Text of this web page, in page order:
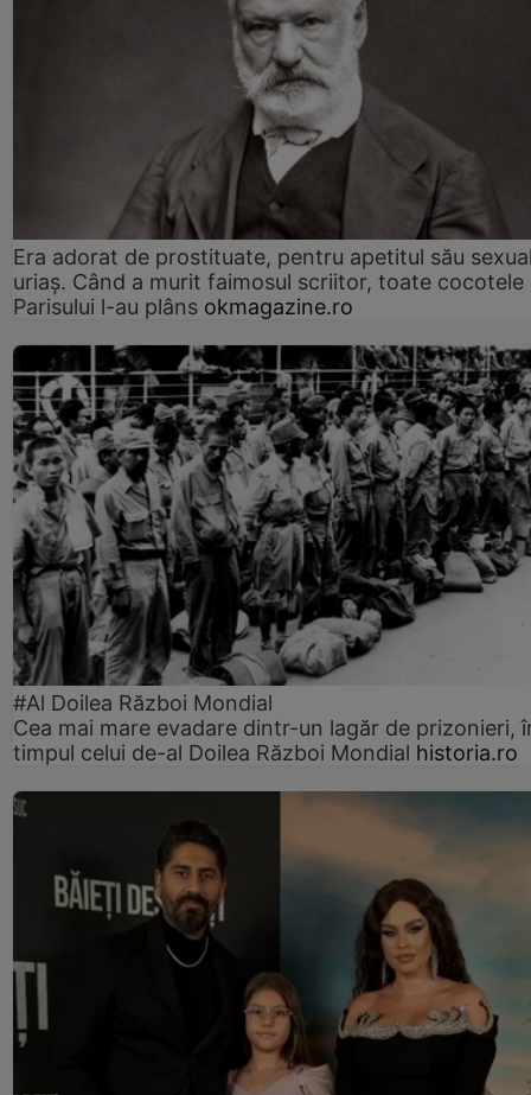
Era adorat de prostituate, pentru apetitul său
uriaș. Când a murit faimosul scriitor, toate cocotele
Parisului l-au plâns okmagazine.ro
#Al Doilea Război Mondial
Cea mai mare evadare dintr-un lagăr de prizonieri,
timpul celui de-al Doilea Război Mondial historia.ro